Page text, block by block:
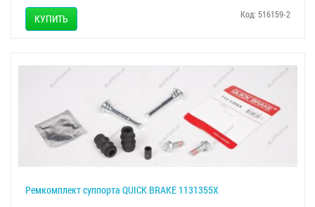
КУПИТЬ Код: 516159-2
Ремкомплект суппорта QUICK BRAKE 1131355X